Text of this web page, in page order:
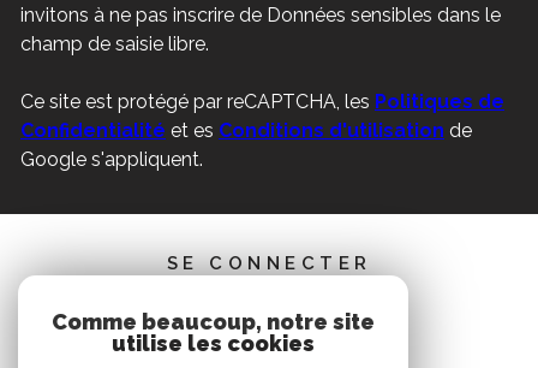
invitons à ne pas inscrire de Données sensibles dans le
champ de saisie libre.
Ce site est protégé par reCAPTCHA, les Politiques de
Confidentialité et es Conditions d'utilisation de
Google s'appliquent.
SE CONNECTER
ESPACE PROPRIÉTAIRE
Comme beaucoup, notre site
utilise les cookies